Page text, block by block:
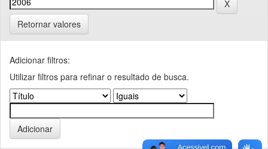
Retornar valores
Adicionar filtros:
Utilizar filtros para refinar o resultado de busca.